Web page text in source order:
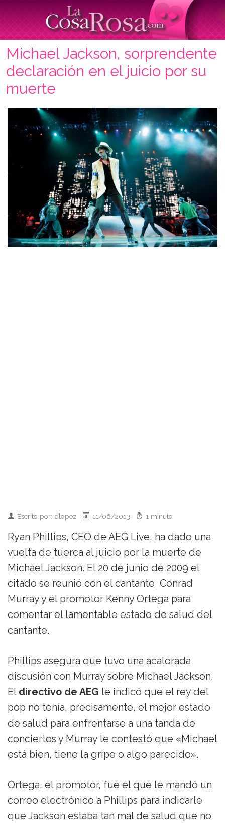
Michael Jackson, sorprendente
declaración en el juicio por su
muerte
Escrito por: dlopez 11/06/2013 1 minuto
Ryan Phillips, CEO de AEG Live, ha dado una
vuelta de tuerca al juicio por la muerte de
Michael Jackson. El 20 de junio de 2009 el
citado se reunió con el cantante, Conrad
Murray y el promotor Kenny Ortega para
comentar el lamentable estado de salud del
cantante.
Phillips asegura que tuvo una acalorada
discusión con Murray sobre Michael Jackson.
El directivo de AEG le indicó que el rey del
pop no tenía, precisamente, el mejor estado
de salud para enfrentarse a una tanda de
conciertos y Murray le contestó que «Michael
está bien, tiene la gripe o algo parecido».
Ortega, el promotor, fue el que le mandó un
correo electrónico a Phillips para indicarle
que Jackson estaba tan mal de salud que no